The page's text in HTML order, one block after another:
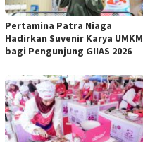
Pertamina Patra Niaga
Hadirkan Suvenir Karya UMKM
bagi Pengunjung GIIAS 2026